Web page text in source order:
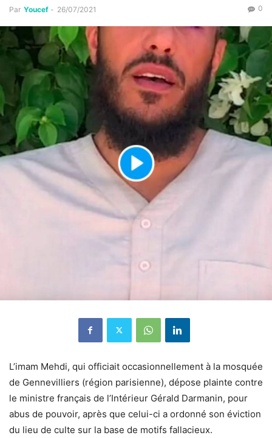
Par Youcef - 26/07/2021 0
L’imam Mehdi, qui officiait occasionnellement à la mosquée
de Gennevilliers (région parisienne), dépose plainte contre
le ministre français de l’Intérieur Gérald Darmanin, pour
abus de pouvoir, après que celui-ci a ordonné son éviction
du lieu de culte sur la base de motifs fallacieux.